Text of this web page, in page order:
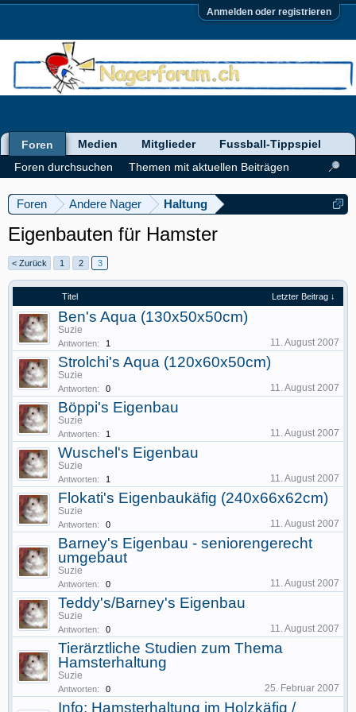
Anmelden oder registrieren
Foren Andere Nager Haltung
Eigenbauten für Hamster
< Zurück 1 2 3
Titel Letzter Beitrag ↓
Ben's Aqua (130x50x50cm)
Suzie
Antworten: 1 11. August 2007
Strolchi's Aqua (120x60x50cm)
Suzie
Antworten: 0 11. August 2007
Böppi's Eigenbau
Suzie
Antworten: 1 11. August 2007
Wuschel's Eigenbau
Suzie
Antworten: 1 11. August 2007
Flokati's Eigenbaukäfig (240x66x62cm)
Suzie
Antworten: 0 11. August 2007
Barney's Eigenbau - seniorengerecht
umgebaut
Suzie
Antworten: 0 11. August 2007
Teddy's/Barney's Eigenbau
Suzie
Antworten: 0 11. August 2007
Tierärztliche Studien zum Thema
Hamsterhaltung
Suzie
Antworten: 0 25. Februar 2007
Info: Hamsterhaltung im Holzkäfig /
Foren
Foren durchsuchen
Themen mit aktuellen Beiträgen
Medien Mitglieder Fussball-Tippspiel